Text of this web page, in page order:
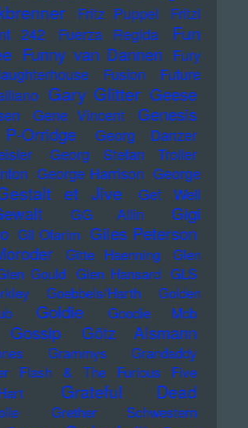
Fritz Puppel
Fritzi
242 Fuerza Regida
Fun
Funny van Dannen Fury
Fusion
Future
Gary Glitter Geese
Gene Vincent
Genesis
Orridge
Georg Danzer
Georg Stefan Troller
George Harrison George
et Jive
Get Well
GG Allin
Gigi
Gil Ofarim Giles Peterson
Gitte Haenning
Glen
Gould Glen Hansard GLS
Goebbels/Harth
Golden
Goldie Goodie Mob
Gossip Götz Alsmann
Grammys
Grandaddy
Flash & The Furious Five
Grateful Dead
Grether Schwestern